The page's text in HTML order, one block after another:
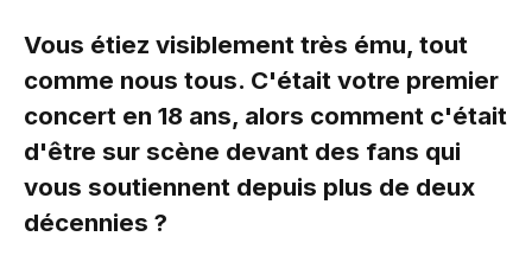
Vous étiez visiblement très ému, tout
comme nous tous. C'était votre premier
concert en 18 ans, alors comment c'était
d'être sur scène devant des fans qui
vous soutiennent depuis plus de deux
décennies ?